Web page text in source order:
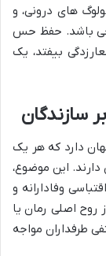
های درونی، و
باشد. حفظ حس
بیفتد، یک
سازندگان
دارد که هر یک
این موضوع،
وفادارانه و
روح اصلی رمان یا
طرفداران مواجه